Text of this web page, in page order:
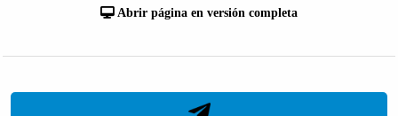
Abrir página en versión completa